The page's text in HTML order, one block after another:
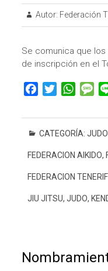
Autor: Federación
Se comunica que
de inscripción en el
c
e
o
o
i
t
e
r
W
a
t
A
p
M
s
s
g
e
CATEGORÍA: JUDO
FEDERACION AIKIDO,
FEDERACION
JIU JITSU, JUDO,